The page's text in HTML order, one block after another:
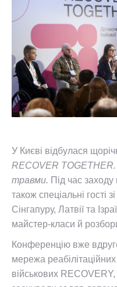
У Києві відбулася
RECOVER TOGETHER.
травми. Під час заходу
також спеціальні
Сінгапуру, Латвії та
майстер-класи й
Конференцію вже
мережа
військових